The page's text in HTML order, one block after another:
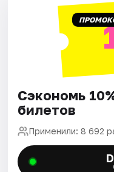
Сэкономь
билетов
Применили: 8 692